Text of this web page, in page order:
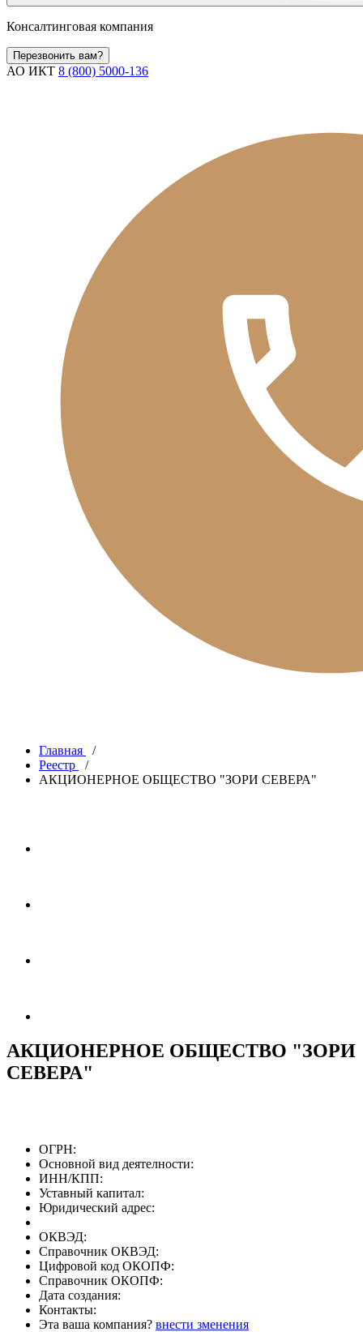
Консалтинговая компания
Перезвонить вам?
АО ИКТ 8 (800) 5000-136
Главная
/
Реестр
/
АКЦИОНЕРНОЕ ОБЩЕСТВО "ЗОРИ СЕВЕРА"
АКЦИОНЕРНОЕ ОБЩЕСТВО "ЗОРИ
СЕВЕРА"
ОГРН:
Основной вид деятелности:
ИНН/КПП:
Уставный капитал:
Юридический адрес:
ОКВЭД:
Справочник ОКВЭД:
Цифровой код ОКОПФ:
Справочник ОКОПФ:
Дата создания:
Контакты:
Эта ваша компания? внести зменения